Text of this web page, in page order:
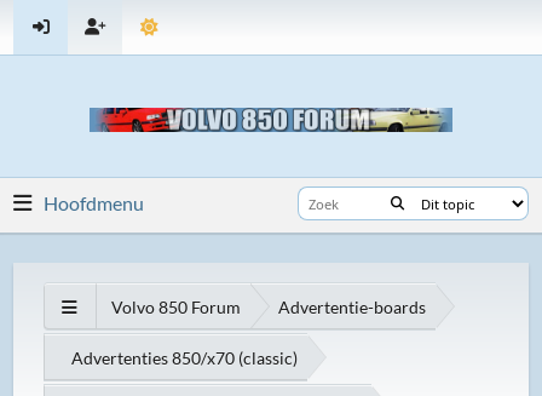
Hoofdmenu
Volvo 850 Forum Advertentie-boards
Advertenties 850/x70 (classic)